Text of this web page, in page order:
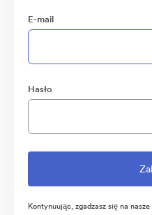
E-mail
Hasło
Kontynuując, zgadzasz się na nasze